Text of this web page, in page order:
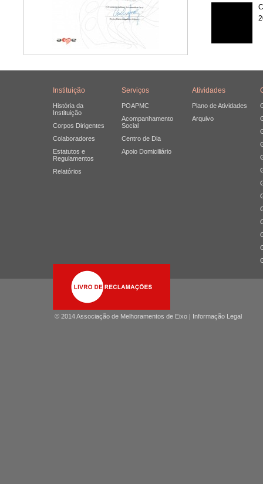
Instituição
História da
Instituição
Corpos Dirigentes
Colaboradores
Estatutos e
Regulamentos
Relatórios
Serviços
POAPMC
Acompanhamento
Social
Centro de Dia
Apoio Domiciliário
Atividades
Plano de Atividades
Arquivo
© 2014 Associação de Melhoramentos de Eixo | Informação Legal